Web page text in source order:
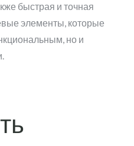
быстрая и точная
элементы, которые
но и